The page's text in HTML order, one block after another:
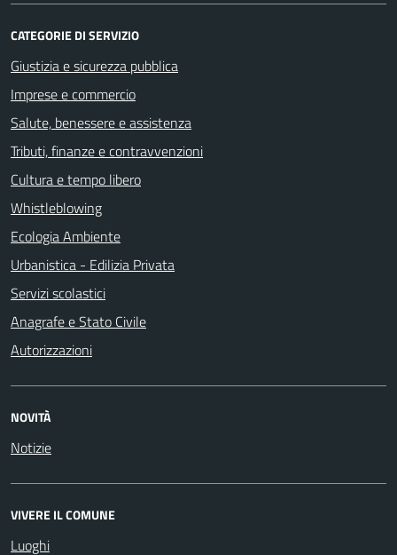
CATEGORIE DI SERVIZIO
Giustizia e sicurezza pubblica
Imprese e commercio
Salute, benessere e assistenza
Tributi, finanze e contravvenzioni
Cultura e tempo libero
Whistleblowing
Ecologia Ambiente
Urbanistica - Edilizia Privata
Servizi scolastici
Anagrafe e Stato Civile
Autorizzazioni
NOVITÀ
Notizie
VIVERE IL COMUNE
Luoghi